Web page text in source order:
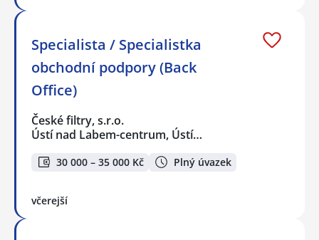
Specialista / Specialistka
obchodní podpory (Back
Office)
České filtry, s.r.o.
Ústí nad Labem-centrum, Ústí…
30 000 – 35 000 Kč Plný úvazek
včerejší